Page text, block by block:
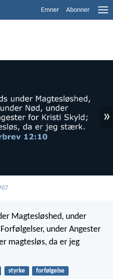
Emner Abonner
»
Magtesløshed, under
under Angester
magtesløs, da er jeg
styrke forfølgelse